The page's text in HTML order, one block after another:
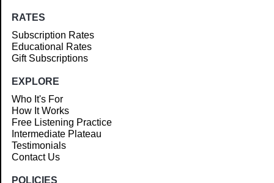
RATES
Subscription Rates
Educational Rates
Gift Subscriptions
EXPLORE
Who It's For
How It Works
Free Listening Practice
Intermediate Plateau
Testimonials
Contact Us
POLICIES